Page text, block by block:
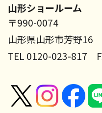
山形ショールーム
〒990-0074
山形県山形市芳野16
TEL 0120-023-817